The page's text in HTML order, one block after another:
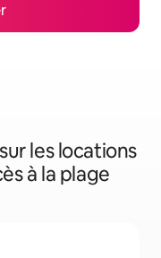
les locations
à la plage